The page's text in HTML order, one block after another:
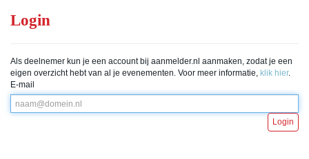
Login
Als deelnemer kun je een account bij aanmelder.nl aanmaken, zodat je een
eigen overzicht hebt van al je evenementen. Voor meer informatie, klik hier.
E-mail
Login